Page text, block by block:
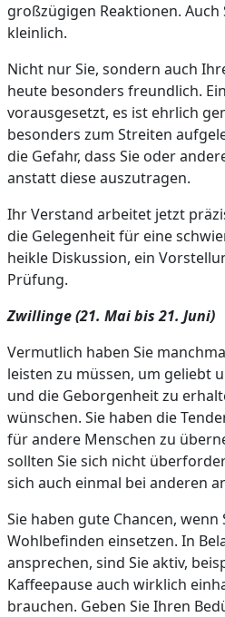
großzügigen Reaktionen. Auch
kleinlich.
Nicht nur Sie, sondern auch
heute besonders freundlich.
vorausgesetzt, es ist ehrlich
besonders zum Streiten
die Gefahr, dass Sie oder
anstatt diese auszutragen.
Ihr Verstand arbeitet jetzt
die Gelegenheit für eine
heikle Diskussion, ein
Prüfung.
Zwillinge (21. Mai bis 21. Juni)
Vermutlich haben Sie
leisten zu müssen, um geliebt
und die Geborgenheit zu
wünschen. Sie haben die
für andere Menschen zu
sollten Sie sich nicht
sich auch einmal bei anderen
Sie haben gute Chancen,
Wohlbefinden einsetzen. In
ansprechen, sind Sie aktiv,
Kaffeepause auch wirklich
brauchen. Geben Sie Ihren